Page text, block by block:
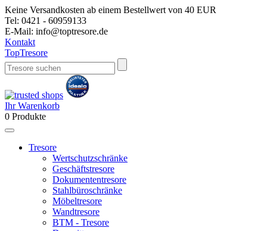
Keine Versandkosten ab einem Bestellwert von 40 EUR
Tel: 0421 - 60959133
E-Mail: info@toptresore.de
Kontakt
TopTresore
Ihr Warenkorb
0 Produkte
Tresore
Wertschutzschränke
Geschäftstresore
Dokumententresore
Stahlbüroschränke
Möbeltresore
Wandtresore
BTM - Tresore